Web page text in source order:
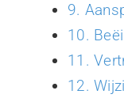
9.
10.
11.
12.